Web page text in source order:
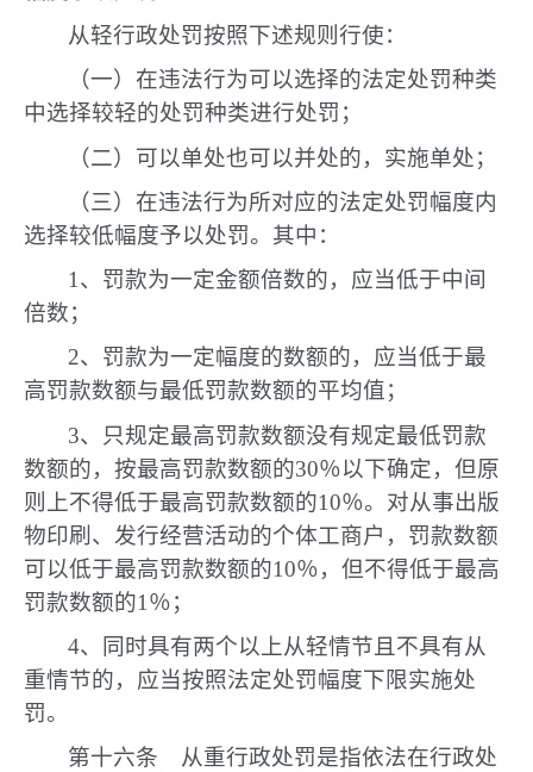
从轻行政处罚按照下述规则行使：
（一）在违法行为可以选择的法定处罚种类
中选择较轻的处罚种类进行处罚；
（二）可以单处也可以并处的，实施单处；
（三）在违法行为所对应的法定处罚幅度内
选择较低幅度予以处罚。其中：
1、罚款为一定金额倍数的，应当低于中间
倍数；
2、罚款为一定幅度的数额的，应当低于最
高罚款数额与最低罚款数额的平均值；
3、只规定最高罚款数额没有规定最低罚款
数额的，按最高罚款数额的30％以下确定，但原
则上不得低于最高罚款数额的10％。对从事出版
物印刷、发行经营活动的个体工商户，罚款数额
可以低于最高罚款数额的10％，但不得低于最高
罚款数额的1％；
4、同时具有两个以上从轻情节且不具有从
重情节的，应当按照法定处罚幅度下限实施处
罚。
第十六条 从重行政处罚是指依法在行政处